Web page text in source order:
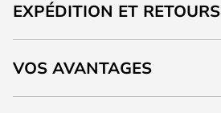
EXPÉDITION ET RETOURS
VOS AVANTAGES